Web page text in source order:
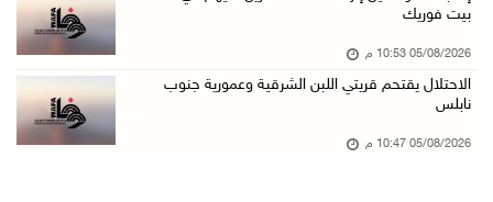
الهلال الأحمر: 8 إصابات إثر اعتداء الاحتلال ...
مخطط استعماري جديد في "جيلو" يهدد بعزل القدس ...
05/آب/2026 06:10 م
الاحتلال ينصب حاجزًا عسكريًا على مدخل بلدة دي ...
بيت فوريك
05/08/2026 10:53 م
الاحتلال يقتحم قريتي اللبن الشرقية وعمورية جنوب
نابلس
05/08/2026 10:47 م